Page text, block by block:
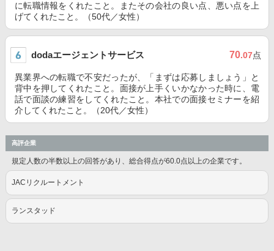
に転職情報をくれたこと。またその会社の良い点、悪い点を上
げてくれたこと。（50代／女性）
dodaエージェントサービス 70.07点
異業界への転職で不安だったが、「まずは応募しましょう」と
背中を押してくれたこと。面接が上手くいかなかった時に、電
話で面談の練習をしてくれたこと。本社での面接セミナーを紹
介してくれたこと。（20代／女性）
高評企業
規定人数の半数以上の回答があり、総合得点が60.0点以上の企業です。
JACリクルートメント
ランスタッド